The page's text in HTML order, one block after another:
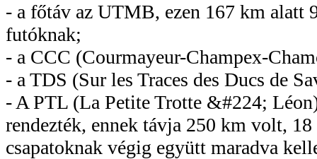
- a főtáv az UTMB, ezen 167 km alatt
futóknak;
- a CCC (Courmayeur-Champex-
- a TDS (Sur les Traces des Ducs de
- A PTL (La PetiteTrotte &#224; Léon
rendezték, ennek távja 250 km volt,
csapatoknak végig együtt maradva